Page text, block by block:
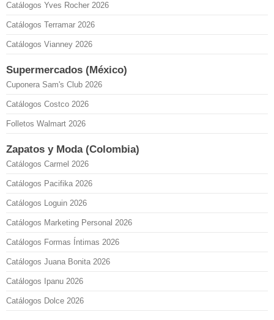
Catálogos Yves Rocher 2026
Catálogos Terramar 2026
Catálogos Vianney 2026
Supermercados (México)
Cuponera Sam's Club 2026
Catálogos Costco 2026
Folletos Walmart 2026
Zapatos y Moda (Colombia)
Catálogos Carmel 2026
Catálogos Pacifika 2026
Catálogos Loguin 2026
Catálogos Marketing Personal 2026
Catálogos Formas Íntimas 2026
Catálogos Juana Bonita 2026
Catálogos Ipanu 2026
Catálogos Dolce 2026